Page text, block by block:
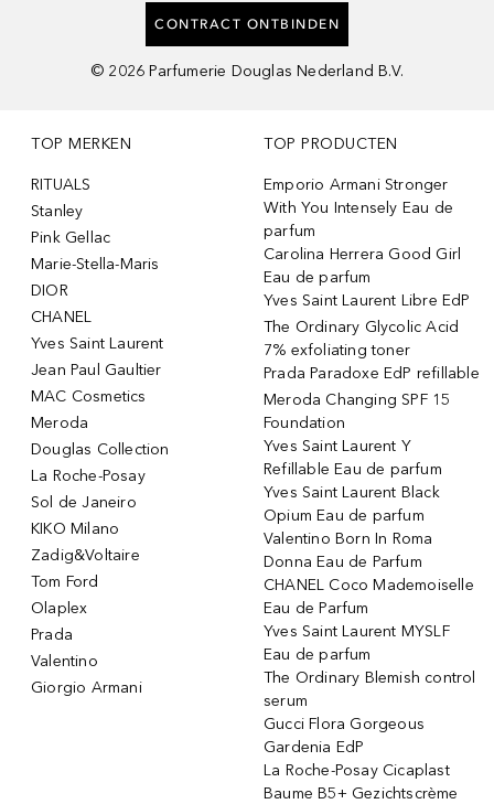
CONTRACT ONTBINDEN
© 2026 Parfumerie Douglas Nederland B.V.
TOP MERKEN
RITUALS
Stanley
Pink Gellac
Marie-Stella-Maris
DIOR
CHANEL
Yves Saint Laurent
Jean Paul Gaultier
MAC Cosmetics
Meroda
Douglas Collection
La Roche-Posay
Sol de Janeiro
KIKO Milano
Zadig&Voltaire
Tom Ford
Olaplex
Prada
Valentino
Giorgio Armani
TOP PRODUCTEN
Emporio Armani Stronger
With You Intensely Eau de
parfum
Carolina Herrera Good Girl
Eau de parfum
Yves Saint Laurent Libre EdP
The Ordinary Glycolic Acid
7% exfoliating toner
Prada Paradoxe EdP refillable
Meroda Changing SPF 15
Foundation
Yves Saint Laurent Y
Refillable Eau de parfum
Yves Saint Laurent Black
Opium Eau de parfum
Valentino Born In Roma
Donna Eau de Parfum
CHANEL Coco Mademoiselle
Eau de Parfum
Yves Saint Laurent MYSLF
Eau de parfum
The Ordinary Blemish control
serum
Gucci Flora Gorgeous
Gardenia EdP
La Roche-Posay Cicaplast
Baume B5+ Gezichtscrème